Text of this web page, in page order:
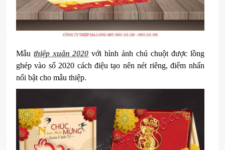
Mẫu thiệp xuân 2020 với hình ảnh chú chuột được lồng
ghép vào số 2020 cách điệu tạo nên nét riêng, điểm nhấn
nổi bật cho mẫu thiệp.